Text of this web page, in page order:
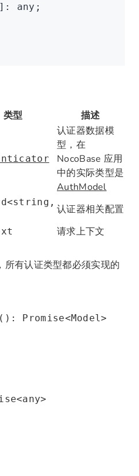
] : any ;
类型 描述
认证器数据模
型，在
NocoBase 应用
中的实际类型是
AuthModel
认证器相关配置
请求上下文
所有认证类型都必须实现的
Promise<Model>